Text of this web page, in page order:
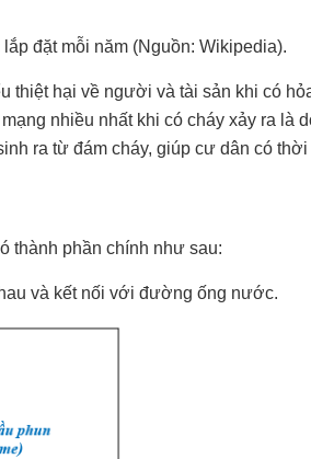
đặt mỗi năm (Nguồn: Wikipedia).
thiệt hại về người và tài sản khi có
nhiều nhất khi có cháy xảy ra là
ra từ đám cháy, giúp cư dân có thời
thành phần chính như sau:
và kết nối với đường ống nước.